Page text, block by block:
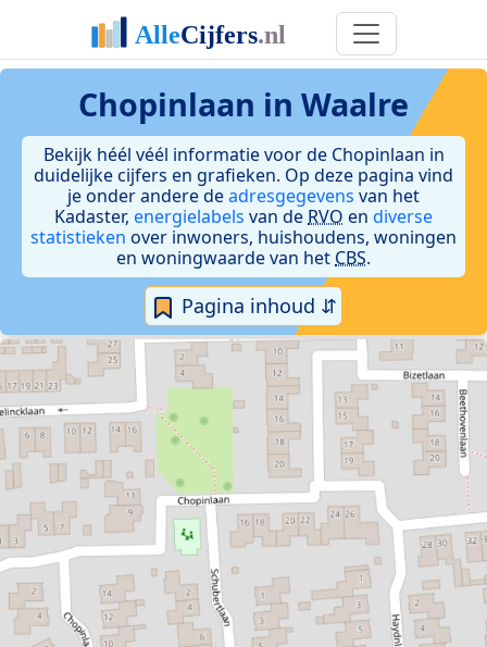
Chopinlaan in Waalre
Bekijk héél véél informatie voor de Chopinlaan in
duidelijke cijfers en grafieken. Op deze pagina vind
je onder andere deadresgegevens van het
Kadaster, energielabels van de RVO en diverse
statistieken over inwoners, huishoudens, woningen
en woningwaarde van het CBS.
Pagina inhoud ⇵